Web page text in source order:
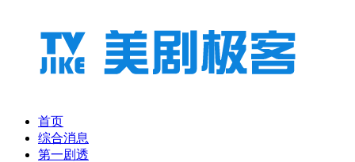
首页
综合消息
第一剧透